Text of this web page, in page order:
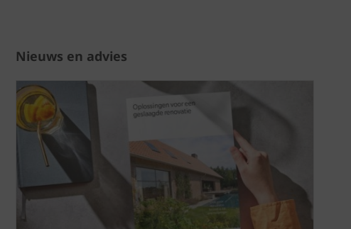
Nieuws en advies